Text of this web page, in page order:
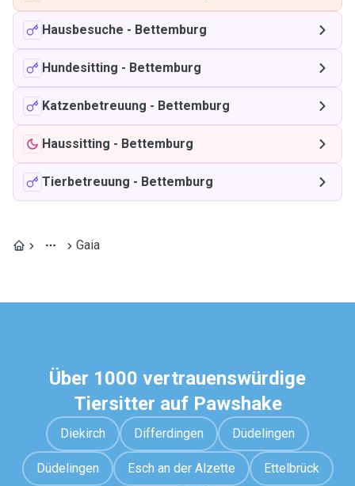
Hausbesuche - Bettemburg
Hundesitting - Bettemburg
Katzenbetreuung - Bettemburg
Haussitting - Bettemburg
Tierbetreuung - Bettemburg
Gaia
Über 1000 vertrauenswürdige
Tiersitter auf Pawshake
Diekirch Differdingen Düdelingen
Düdelingen Esch an der Alzette Ettelbrück